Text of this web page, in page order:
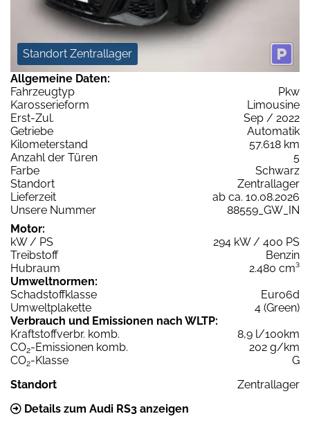
Standort Zentrallager
Allgemeine Daten:
Fahrzeugtyp
Pkw
Karosserieform
Limousine
Erst-Zul.
Sep / 2022
Getriebe
Automatik
Kilometerstand
57.618 km
Anzahl der Türen
5
Farbe
Schwarz
Standort
Zentrallager
Lieferzeit
ab ca. 10.08.2026
Unsere Nummer
88559_GW_IN
Motor:
kW / PS
294 kW / 400 PS
Treibstoff
Benzin
Hubraum
2.480 cm³
Umweltnormen:
Schadstoffklasse
Euro6d
Umweltplakette
4 (Green)
Verbrauch und Emissionen nach WLTP:
Kraftstoffverbr. komb.
8,9 l/100km
CO2-Emissionen komb.
202 g/km
CO2-Klasse
G
Standort
Zentrallager
Details zum Audi RS3 anzeigen